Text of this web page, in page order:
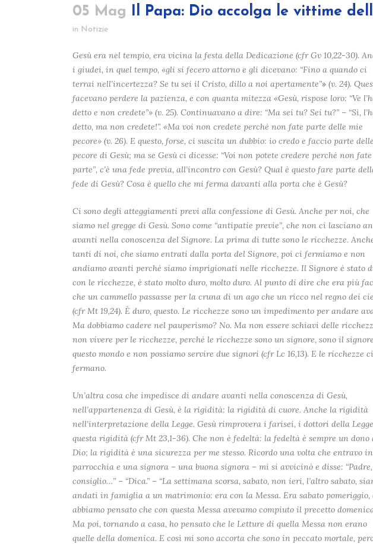
05 Mag Il Papa: Dio accolga le vittime
in Notizie
Gesù era nel tempio, era vicina la festa della Dedicazione (cfr Gv 10,22-30).
i giudei, in quel tempo, «gli si fecero attorno e gli dicevano: “Fino a quando ci
terrai nell’incertezza? Se tu sei il Cristo, dillo a noi apertamente”» (v. 24).
facevano perdere la pazienza, e con quanta mitezza «Gesù, rispose loro: “Ve
detto e non credete”» (v. 25). Continuavano a dire: “Ma sei tu? Sei tu?” – “Sì,
detto, ma non credete!”. «Ma voi non credete perché non fate parte delle mie
pecore» (v. 26). E questo, forse, ci suscita un dubbio: io credo e faccio parte delle
pecore di Gesù; ma se Gesù ci dicesse: “Voi non potete credere perché non fate
parte”, c’è una fede previa, all’incontro con Gesù? Qual è questo fare parte
fede di Gesù? Cosa è quello che mi ferma davanti alla porta che è Gesù?
Ci sono degli atteggiamenti previ alla confessione di Gesù. Anche per noi, che
siamo nel gregge di Gesù. Sono come “antipatie previe”, che non ci lasciano
avanti nella conoscenza del Signore. La prima di tutte sono le ricchezze.
tanti di noi, che siamo entrati dalla porta del Signore, poi ci fermiamo e non
andiamo avanti perché siamo imprigionati nelle ricchezze. Il Signore è stato
con le ricchezze, è stato molto duro, molto duro. Al punto di dire che era più
che un cammello passasse per la cruna di un ago che un ricco nel regno dei
(cfr Mt 19,24). È duro, questo. Le ricchezze sono un impedimento per andare
Ma dobbiamo cadere nel pauperismo? No. Ma non essere schiavi delle
non vivere per le ricchezze, perché le ricchezze sono un signore, sono il
questo mondo e non possiamo servire due signori (cfr Lc 16,13). E le ricchezze ci
fermano.
Un’altra cosa che impedisce di andare avanti nella conoscenza di Gesù,
nell’appartenenza di Gesù, è la rigidità: la rigidità di cuore. Anche la rigidità
nell’interpretazione della Legge. Gesù rimprovera i farisei, i dottori della
questa rigidità (cfr Mt 23,1-36). Che non è fedeltà: la fedeltà è sempre un dono
Dio; la rigidità è una sicurezza per me stesso. Ricordo una volta che entravo in
parrocchia e una signora – una buona signora – mi si avvicinò e disse:
consiglio…” – “Dica.” – “La settimana scorsa, sabato, non ieri, l’altro sabato,
andati in famiglia a un matrimonio: era con la Messa. Era sabato pomeriggio,
abbiamo pensato che con questa Messa avevamo compiuto il precetto
Ma poi, tornando a casa, ho pensato che le Letture di quella Messa non erano
quelle della domenica. E così mi sono accorta che sono in peccato mortale,